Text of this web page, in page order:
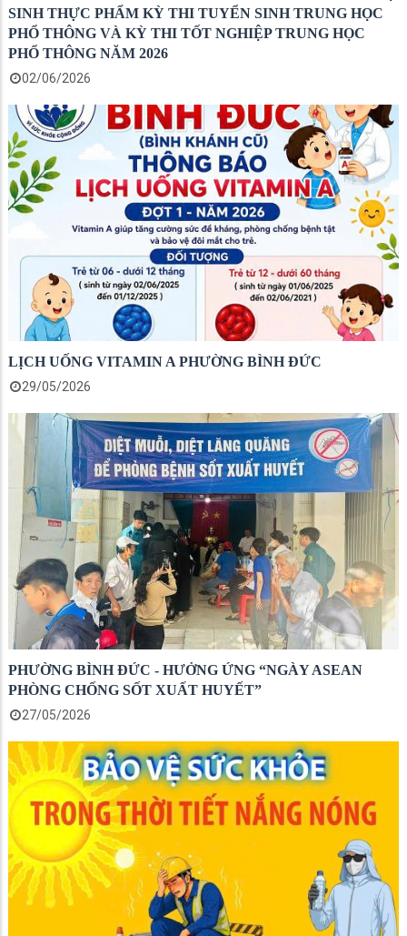
SINH THỰC PHẨM KỲ THI TUYỂN SINH TRUNG HỌC
PHỔ THÔNG VÀ KỲ THI TỐT NGHIỆP TRUNG HỌC
PHỔ THÔNG NĂM 2026
02/06/2026
LỊCH UỐNG VITAMIN A PHƯỜNG BÌNH ĐỨC
29/05/2026
PHƯỜNG BÌNH ĐỨC - HƯỞNG ỨNG “NGÀY ASEAN
PHÒNG CHỐNG SỐT XUẤT HUYẾT”
27/05/2026